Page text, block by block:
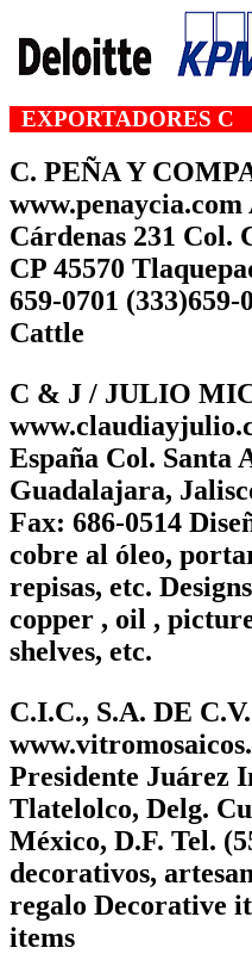
EXPORTADORES C
C. PEÑA Y
Cárdenas 231 Col.
CP 45570
659-0701
Cattle
C & J / JULIO
España Col. Santa
Guadalajara,
Fax: 686-0514
cobre al óleo,
repisas, etc.
copper , oil ,
shelves, etc.
C.I.C., S.A. DE
Presidente Juárez
Tlatelolco, Delg.
México, D.F. Tel.
decorativos,
regalo Decorative
items